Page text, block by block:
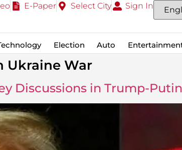
E-Paper Select City Sign In
Election Auto
Ukraine War
(Key Discussions in Trump-